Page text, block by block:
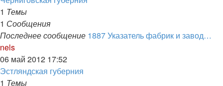
сообщению
1 Темы
1 Сообщения
Последнее сообщение 1887 Указатель фабрик и завод…
nelsПерейти
к
последнему
сообщению
06 май 2012 17:52
Эстляндская губерния
1 Темы